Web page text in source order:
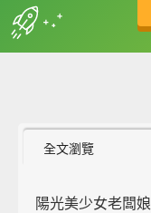
全文瀏覽
陽光美少女老闆